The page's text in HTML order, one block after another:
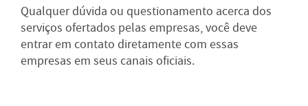
Qualquer dúvida ou questionamento acerca dos
serviços ofertados pelas empresas, você deve
entrar em contato diretamente com essas
empresas em seus canais oficiais.